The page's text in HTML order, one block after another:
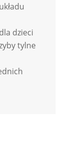
dzieci
tylne